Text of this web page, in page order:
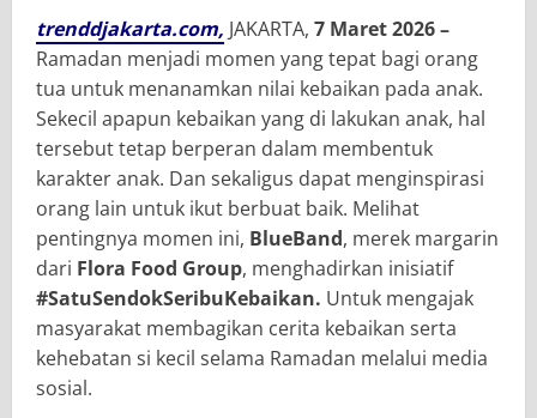
trenddjakarta.com, JAKARTA, 7 Maret 2026 –
Ramadan menjadi momen yang tepat bagi orang
tua untuk menanamkan nilai kebaikan pada anak.
Sekecil apapun kebaikan yang di lakukan anak, hal
tersebut tetap berperan dalam membentuk
karakter anak. Dan sekaligus dapat menginspirasi
orang lain untuk ikut berbuat baik. Melihat
pentingnya momen ini, BlueBand, merek margarin
dari Flora Food Group, menghadirkan inisiatif
#SatuSendokSeribuKebaikan. Untuk mengajak
masyarakat membagikan cerita kebaikan serta
kehebatan si kecil selama Ramadan melalui media
sosial.